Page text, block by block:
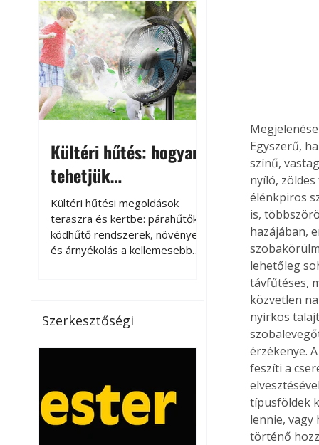
megközelítheti. Ez nemcsak a
beszállást teszi kellemetlenné,
hanem az autó állapotára és a
benne hagyott tárgyakra is
káros hatással lehet. Néhány
egyszerű óvintézkedéssel
azonban jelentősen
csökkenthetjük a hőség káros
Kültéri hűtés: hogyan
tehetjük
kellemesebbé a
teraszt és a kertet?
Kültéri hűtési megoldások
teraszra és kertbe: párahűtők,
ködhűtő rendszerek, növények
és árnyékolás a kellemesebb
jelentőséget kapott, ahogy a
nyári hőhullámok gyakoribbá és
a megoldást a meleg ellen, ma
már egyre többen keresnek
olyan kültéri hűtési
Szerkesztőségi
Egyszerű,
színű,
nyíló,
élénkpiros
is,
hazájában,
lehetőleg
távfűtéses,
közvetlen
nyirkos
érzékenye.
feszíti a
típusföldek
lennie, vagy
történő